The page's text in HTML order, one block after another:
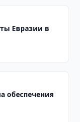
Евразии в
обеспечения